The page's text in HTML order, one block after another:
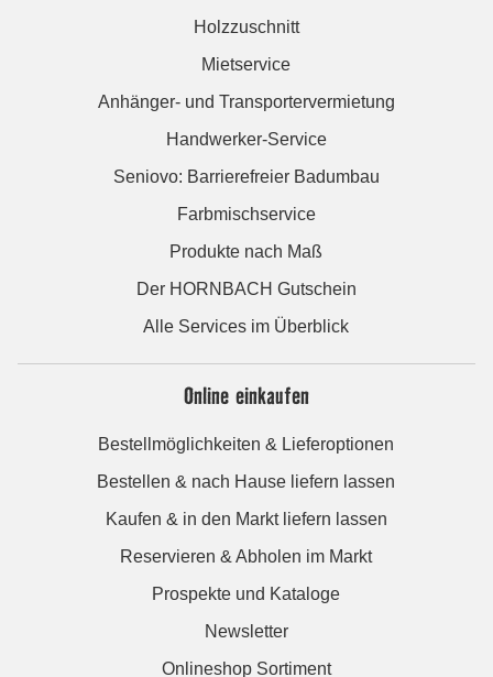
Holzzuschnitt
Mietservice
Anhänger- und Transportervermietung
Handwerker-Service
Seniovo: Barrierefreier Badumbau
Farbmischservice
Produkte nach Maß
Der HORNBACH Gutschein
Alle Services im Überblick
Online einkaufen
Bestellmöglichkeiten & Lieferoptionen
Bestellen & nach Hause liefern lassen
Kaufen & in den Markt liefern lassen
Reservieren & Abholen im Markt
Prospekte und Kataloge
Newsletter
Onlineshop Sortiment